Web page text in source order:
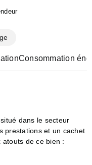
Consommation
dans le secteur
prestations et un cachet
atouts de ce bien :